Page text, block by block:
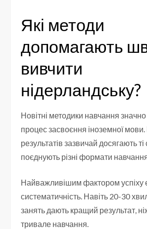
Які методи
допомагають
вивчити
нідерландську?
Новітні методики навчання
процес засвоєння іноземної
результатів зазвичай досягають ті
поєднують різні формати
Найважливішим фактором успіху
систематичність. Навіть 20-30
занять дають кращий результат,
тривале навчання.